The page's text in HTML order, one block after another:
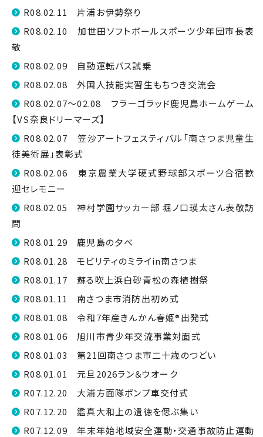
R08.02.11 片浦お伊勢祭り
R08.02.10 加世田ソフトボールスポーツ少年団市長表
敬
R08.02.09 自動運転バス試乗
R08.02.08 外国人技能実習生もちつき交流会
R08.02.07～02.08 フラーゴラッド鹿児島ホームゲーム
【VS奈良ドリーマーズ】
R08.02.07 笠沙アートフェスティバル「南さつま児童生
徒美術展」表彰式
R08.02.06 東京農業大学硬式野球部スポーツ合宿歓
迎セレモニー
R08.02.05 神村学園サッカー部 堀ノ口瑛太さん表敬訪
問
R08.01.29 鹿児島の夕べ
R08.01.28 モビリティのミライin南さつま
R08.01.17 蘇る吹上浜白砂青松の森植樹祭
R08.01.11 南さつま市消防出初め式
R08.01.08 令和7年産きんかん春姫®出発式
R08.01.06 旭川市青少年交流事業対面式
R08.01.03 第21回南さつま市二十歳のつどい
R08.01.01 元旦2026ラン＆ウオーク
R07.12.20 大浦方面隊ポンプ車交付式
R07.12.20 鑑真大和上の遺徳を偲ぶ集い
R07.12.09 年末年始地域安全運動・交通事故防止運動